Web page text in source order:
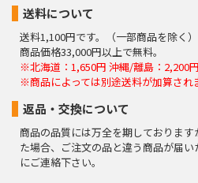
送料について
送料1,100円です。（一部商品を除く）
商品価格33,000円以上で無料。
※北海道：1,650円 沖縄/離島：2,200円
※商品によっては別途送料が加算され
返品・交換について
商品の品質には万全を期しておりま
た場合、ご注文の品と違う商品が届
にご連絡下さい。